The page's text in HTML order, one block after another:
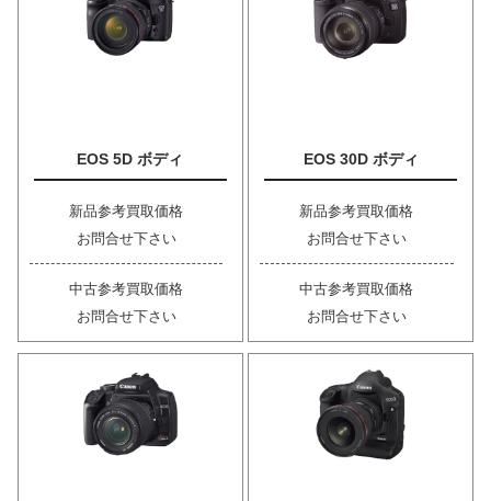
EOS 5D ボディ
新品参考買取価格
お問合せ下さい
中古参考買取価格
お問合せ下さい
EOS 30D ボディ
新品参考買取価格
お問合せ下さい
中古参考買取価格
お問合せ下さい